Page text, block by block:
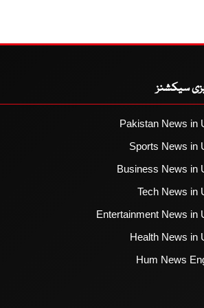
سیکشنز
Pakistan News in
Sports News in
Business News in
Tech News in
Entertainment News in
Health News in
Hum News